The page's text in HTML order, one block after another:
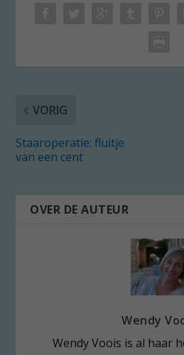
VORIG
Staaroperatie: fluitje
van een cent
OVER DE AUTEUR
Wendy
Wendy Voois is al haar